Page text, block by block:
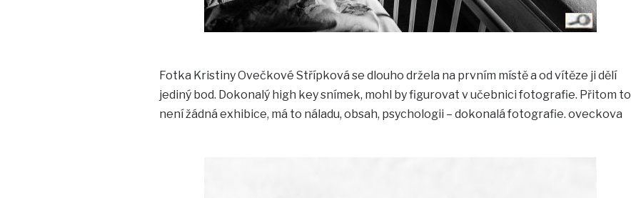
Fotka Kristiny Ovečkové Střípková se dlouho držela na prvním místě a od vítěze ji dělí
jediný bod. Dokonalý high key snímek, mohl by figurovat v učebnici fotografie. Přitom to
není žádná exhibice, má to náladu, obsah, psychologii – dokonalá fotografie. oveckova